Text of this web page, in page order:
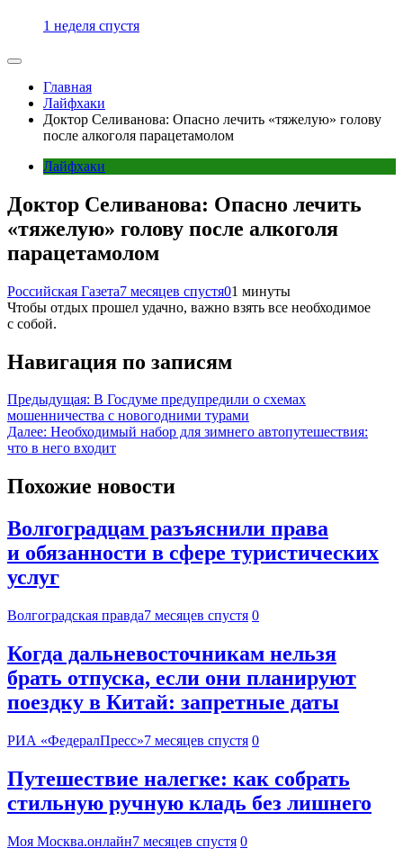
1 неделя спустя
Главная
Лайфхаки
Доктор Селиванова: Опасно лечить «тяжелую» голову
после алкоголя парацетамолом
Лайфхаки
Доктор Селиванова: Опасно лечить
«тяжелую» голову после алкоголя
парацетамолом
Российская Газета7 месяцев спустя01 минуты
Чтобы отдых прошел удачно, важно взять все необходимое
с собой.
Навигация по записям
Предыдущая: В Госдуме предупредили о схемах
мошенничества с новогодними турами
Далее: Необходимый набор для зимнего автопутешествия:
что в него входит
Похожие новости
Волгоградцам разъяснили права
и обязанности в сфере туристических
услуг
Волгоградская правда7 месяцев спустя 0
Когда дальневосточникам нельзя
брать отпуска, если они планируют
поездку в Китай: запретные даты
РИА «ФедералПресс»7 месяцев спустя 0
Путешествие налегке: как собрать
стильную ручную кладь без лишнего
Моя Москва.онлайн7 месяцев спустя 0